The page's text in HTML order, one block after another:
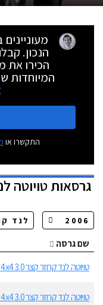
הנכון.
הכירו את
המיוחדות
התקשרו או
גרסאותטויוטה
שם גרסה
טויוטה לנד קרוזר קצר 3.0 D-4D 166hp 4x4 אוטומט
טויוטה לנד קרוזר קצר 3.0 D-4D 166hp 4x4 לוקצ'ורי אוטומט